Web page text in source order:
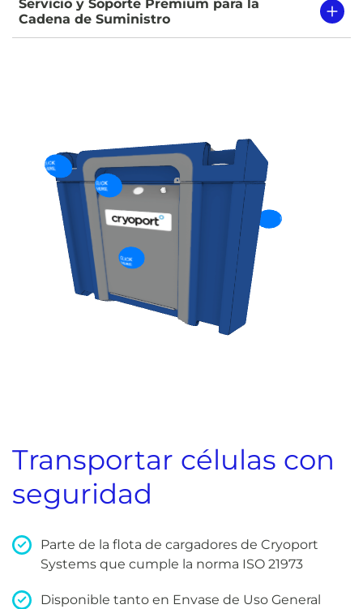
Servicio y Soporte Premium para la
Cadena de Suministro
Transportar células con
seguridad
Parte de la flota de cargadores de Cryoport
Systems que cumple la norma ISO 21973
Disponible tanto en Envase de Uso General